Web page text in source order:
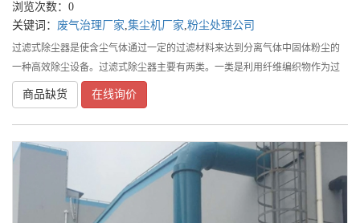
浏览次数：0
关键词： 废气治理厂家 集尘机厂家 粉尘处理公司
过滤式除尘器是使含尘气体通过一定的过滤材料来达到分离气体中固体粉尘的
一种高效除尘设备。过滤式除尘器主要有两类。一类是利用纤维编织物作为过
滤介质的袋式除尘器；另一类是采用砂、砾、焦炭等颗粒物作为过滤介质的颗
粒层除尘器。袋式除尘器工作原理袋式除
商品缺货 在线询价